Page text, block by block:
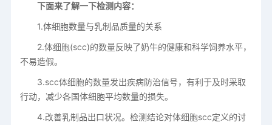
下面来了解一下检测内容：
1.体细胞数量与乳制品质量的关系
2.体细胞(scc)的数量反映了奶牛的健康和科学饲养水平，
不易造假。
3.scc体细胞的数量发出疾病防治信号，有利于及时采取
行动，减少各国体细胞平均数量的损失。
4.改善乳制品出口状况。检测结论对体细胞scc定义的讨